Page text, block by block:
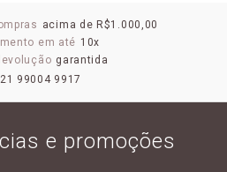
acima de R$1.000,00
em até 10x
garantida
21 99004 9917
e promoções